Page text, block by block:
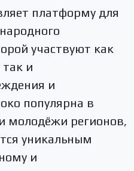
платформу для
участвуют как
и
и
популярна в
молодёжи регионов,
уникальным
и